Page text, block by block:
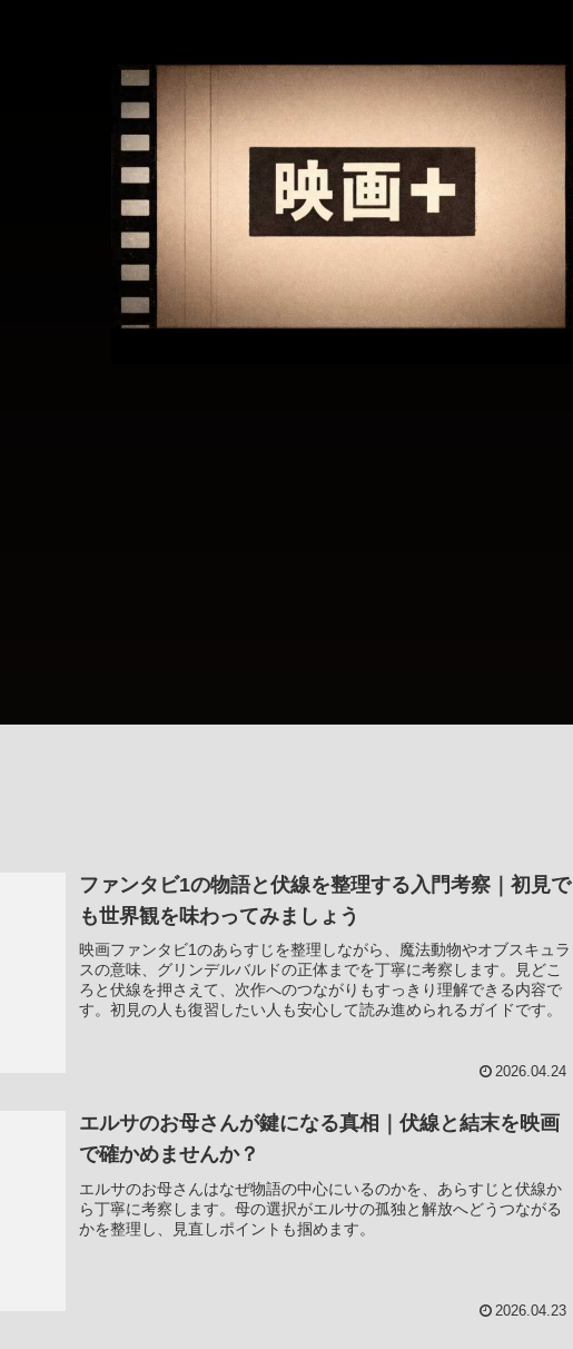
ファンタビ1の物語と伏線を整理する入門考察｜初見で
も世界観を味わってみましょう
映画ファンタビ1のあらすじを整理しながら、魔法動物やオブスキュラ
スの意味、グリンデルバルドの正体までを丁寧に考察します。見どこ
ろと伏線を押さえて、次作へのつながりもすっきり理解できる内容で
す。初見の人も復習したい人も安心して読み進められるガイドです。
2026.04.24
エルサのお母さんが鍵になる真相｜伏線と結末を映画
で確かめませんか？
エルサのお母さんはなぜ物語の中心にいるのかを、あらすじと伏線か
ら丁寧に考察します。母の選択がエルサの孤独と解放へどうつながる
かを整理し、見直しポイントも掴めます。
2026.04.23